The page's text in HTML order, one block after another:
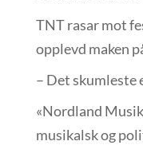
TNT rasar mot
opplevd maken
– Det skumleste
«Nordland
musikalsk og